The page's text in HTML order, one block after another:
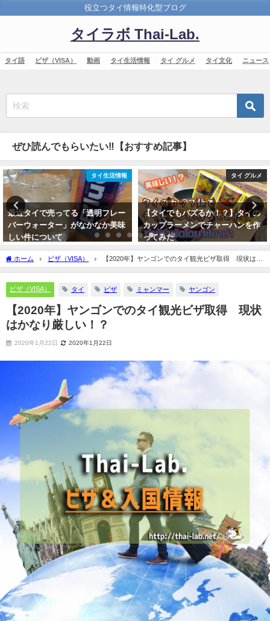
役立つタイ情報特化型ブログ
タイラボ Thai-Lab.
タイ語 ビザ（VISA） 動画 タイ生活情報 タイ グルメ タイ文化 ニュース
ぜひ読んでもらいたい‼【おすすめ記事】
タイ生活情報
最近タイで売ってる「透明フレー
バーウォーター」がなかなか美味
しい件について
タイ グルメ
【タイでもバズるか！？】タイの
カップラーメンでチャーハンを作
ってみた
ホーム ビザ（VISA）
【2020年】ヤンゴンでのタイ観光ビザ取得 現状はか
なり厳しい！？
ビザ（VISA） タイ ビザ ミャンマー ヤンゴン
【2020年】ヤンゴンでのタイ観光ビザ取得 現状
はかなり厳しい！？
2020年1月22日 2020年1月22日